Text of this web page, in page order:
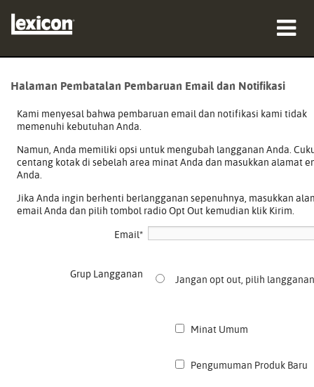
Studi Kasus
pelatihan
Halaman Pembatalan Pembaruan Email dan Notifikasi
Kami menyesal bahwa pembaruan email dan notifikasi kami tidak
memenuhi kebutuhan Anda.
Namun, Anda memiliki opsi untuk mengubah langganan Anda.
centang kotak di sebelah area minat Anda dan masukkan alamat
Anda.
Jika Anda ingin berhenti berlangganan sepenuhnya, masukkan
email Anda dan pilih tombol radio Opt Out kemudian klik Kirim.
Email*
Grup Langganan Jangan opt out, pilih langganan
Minat Umum
Pengumuman Produk Baru